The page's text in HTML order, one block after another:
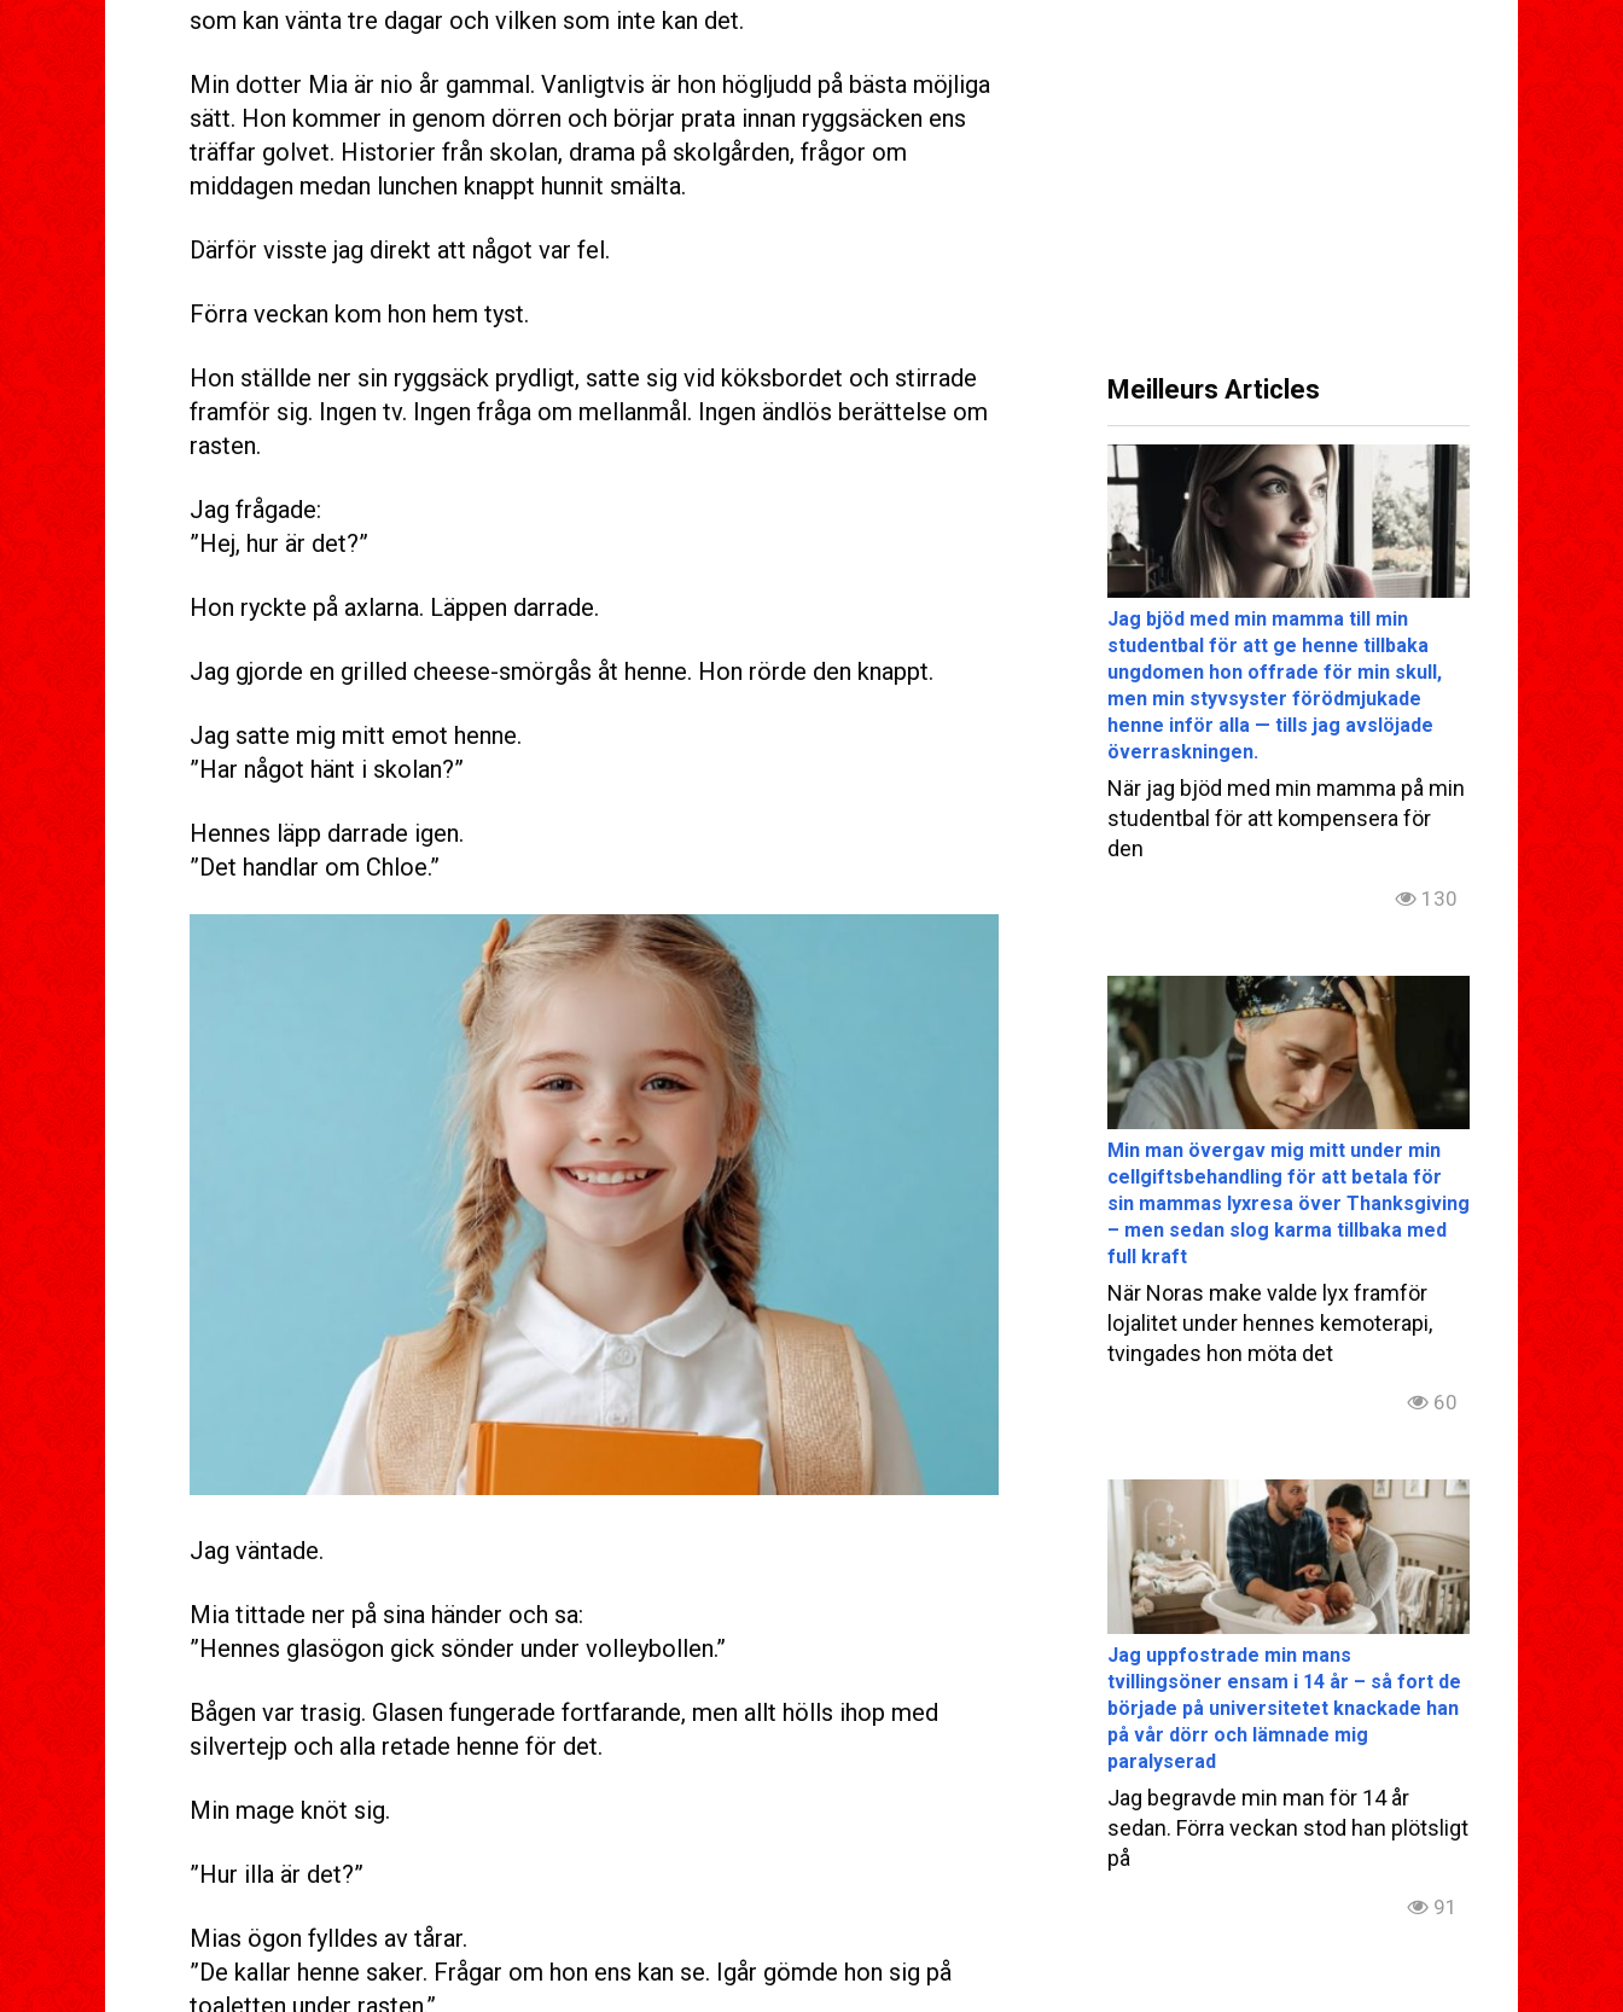
som kan vänta tre dagar och vilken som inte kan det.
Min dotter Mia är nio år gammal. Vanligtvis är hon högljudd på bästa möjliga
sätt. Hon kommer in genom dörren och börjar prata innan ryggsäcken ens
träffar golvet. Historier från skolan, drama på skolgården, frågor om
middagen medan lunchen knappt hunnit smälta.
Därför visste jag direkt att något var fel.
Förra veckan kom hon hem tyst.
Hon ställde ner sin ryggsäck prydligt, satte sig vid köksbordet och stirrade
framför sig. Ingen tv. Ingen fråga om mellanmål. Ingen ändlös berättelse om
rasten.
Jag frågade:
”Hej, hur är det?”
Hon ryckte på axlarna. Läppen darrade.
Jag gjorde en grilled cheese-smörgås åt henne. Hon rörde den knappt.
Jag satte mig mitt emot henne.
”Har något hänt i skolan?”
Hennes läpp darrade igen.
”Det handlar om Chloe.”
Jag väntade.
Mia tittade ner på sina händer och sa:
”Hennes glasögon gick sönder under volleybollen.”
Bågen var trasig. Glasen fungerade fortfarande, men allt hölls ihop med
silvertejp och alla retade henne för det.
Min mage knöt sig.
”Hur illa är det?”
Mias ögon fylldes av tårar.
”De kallar henne saker. Frågar om hon ens kan se. Igår gömde hon sig på
Meilleurs Articles
Jag bjöd med min mamma till min
studentbal för att ge henne tillbaka
ungdomen hon offrade för min skull,
men min styvsyster förödmjukade
henne inför alla — tills jag avslöjade
överraskningen.
När jag bjöd med min mamma på min
studentbal för att kompensera för
den
130
Min man övergav mig mitt under min
cellgiftsbehandling för att betala för
sin mammas lyxresa över Thanksgiving
– men sedan slog karma tillbaka med
full kraft
När Noras make valde lyx framför
lojalitet under hennes kemoterapi,
tvingades hon möta det
60
Jag uppfostrade min mans
tvillingsöner ensam i 14 år – så fort de
började på universitetet knackade han
på vår dörr och lämnade mig
paralyserad
Jag begravde min man för 14 år
sedan. Förra veckan stod han plötsligt
på
91